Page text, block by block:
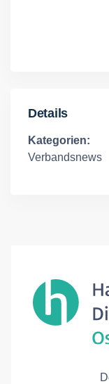
Details
Kategorien:
Verbandsnews